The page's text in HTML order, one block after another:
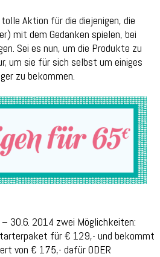
Aktion für die diejenigen, die
mit dem Gedanken spielen, bei
Sei es nun, um die Produkte zu
um sie für sich selbst um einiges
zu bekommen.
– 30.6. 2014 zwei Möglichkeiten:
für € 129,- und bekommt
von € 175,- dafür ODER